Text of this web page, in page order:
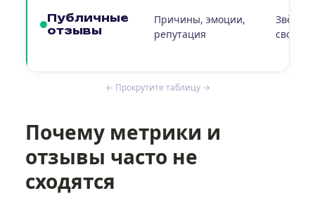
Публичные
отзывы
Причины, эмоции,
репутация
Звёзды
← Прокрутите таблицу →
Почему метрики и
отзывы часто не
сходятся